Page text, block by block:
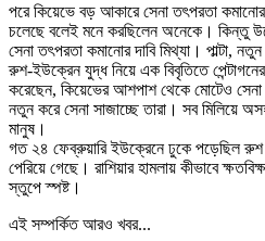
পরে কিয়েভে বড় আকারে সেনা তৎপরতা
চলেছে বলেই মনে করছিলেন অনেকে। কিন্তু
সেনা তৎপরতা কমানোর দাবি মিথ্যা। পাল্টা,
রুশ-ইউক্রেন যুদ্ধ নিয়ে এক বিবৃতিতে পেন্টাগনের
করেছেন, কিয়েভের আশপাশ থেকে মোটেও সেনা
নতুন করে সেনা সাজাচ্ছে তারা। সব মিলিয়ে
মানুষ।
গত ২৪ ফেব্রুয়ারি ইউক্রেনে ঢুকে পড়েছিল
পেরিয়ে গেছে। রাশিয়ার হামলায় কীভাবে
স্তুপে স্পষ্ট।
এই সম্পর্কিত আরও খবর...